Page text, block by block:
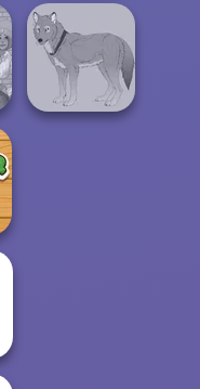
Fireblob Winter